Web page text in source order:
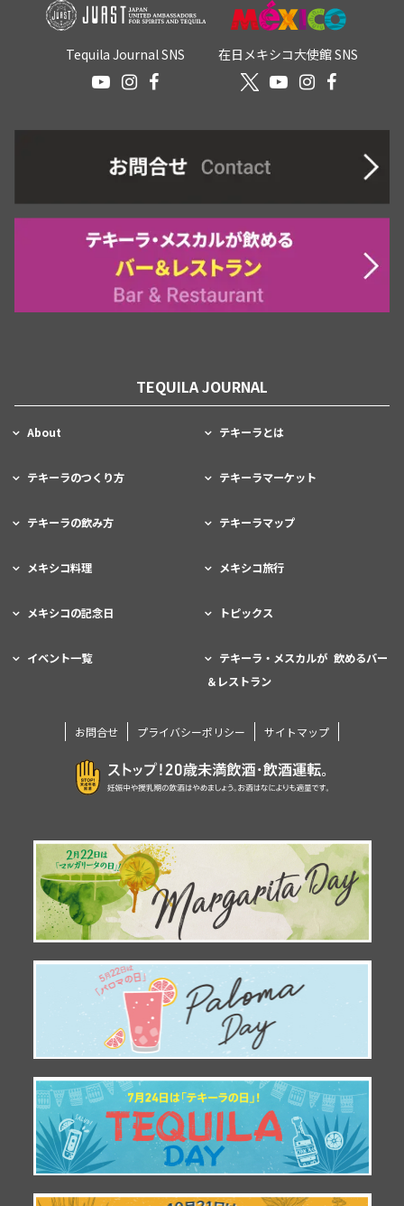
Tequila Journal SNS 在日メキシコ大使館 SNS
TEQUILA JOURNAL
About テキーラとは
テキーラのつくり方 テキーラマーケット
テキーラの飲み方 テキーラマップ
メキシコ料理 メキシコ旅行
メキシコの記念日 トピックス
イベント一覧
テキーラ・メスカルが 飲めるバー
＆レストラン
お問合せ プライバシーポリシー サイトマップ